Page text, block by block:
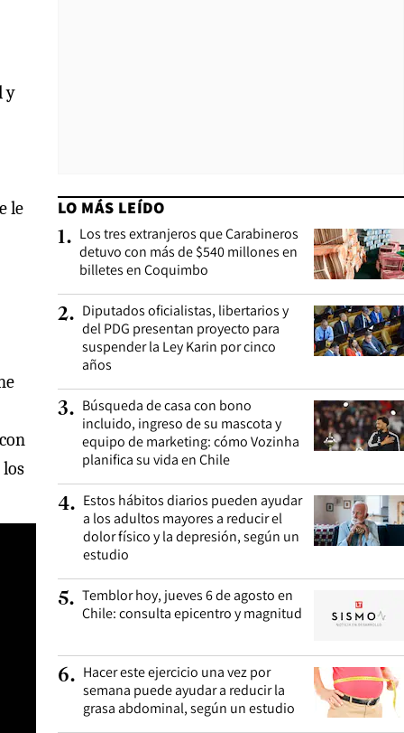
y
le
LO MÁS LEÍDO
1. Los tres extranjeros que Carabineros
detuvo con más de $540 millones en
billetes en Coquimbo
2. Diputados oficialistas, libertarios y
del PDG presentan proyecto para
suspender la Ley Karin por cinco
años
3. Búsqueda de casa con bono
incluido, ingreso de su mascota y
equipo de marketing: cómo Vozinha
planifica su vida en Chile
4. Estos hábitos diarios pueden ayudar
a los adultos mayores a reducir el
dolor físico y la depresión, según un
estudio
5. Temblor hoy, jueves 6 de agosto en
Chile: consulta epicentro y magnitud
6. Hacer este ejercicio una vez por
semana puede ayudar a reducir la
grasa abdominal, según un estudio